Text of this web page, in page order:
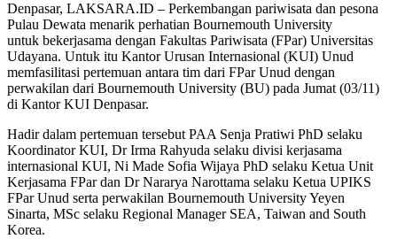
Denpasar, LAKSARA.ID – Perkembangan pariwisata dan pesona
Pulau Dewata menarik perhatian Bournemouth University
untuk bekerjasama dengan Fakultas Pariwisata (FPar) Universitas
Udayana. Untuk itu Kantor Urusan Internasional (KUI) Unud
memfasilitasi pertemuan antara tim dari FPar Unud dengan
perwakilan dari Bournemouth University (BU) pada Jumat (03/11)
di Kantor KUI Denpasar.
Hadir dalam pertemuan tersebut PAA Senja Pratiwi PhD selaku
Koordinator KUI, Dr Irma Rahyuda selaku divisi kerjasama
internasional KUI, Ni Made Sofia Wijaya PhD selaku Ketua Unit
Kerjasama FPar dan Dr Nararya Narottama selaku Ketua UPIKS
FPar Unud serta perwakilan Bournemouth University Yeyen
Sinarta, MSc selaku Regional Manager SEA, Taiwan and South
Korea.